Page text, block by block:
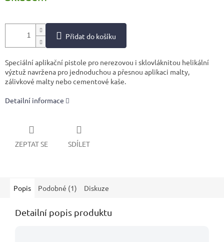
Přidat do košíku
Speciální aplikační pistole pro nerezovou i sklovláknitou helikální
výztuž navržena pro jednoduchou a přesnou aplikaci malty,
zálivkové malty nebo cementové kaše.
Detailní informace
ZEPTAT SE SDÍLET
Popis Podobné (1) Diskuze
Detailní popis produktu